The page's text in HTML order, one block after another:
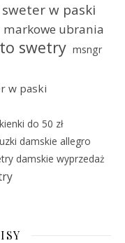
w paski
markowe ubrania
swetry msngr
w paski
do 50 zł
damskie allegro
damskie wyprzedaż